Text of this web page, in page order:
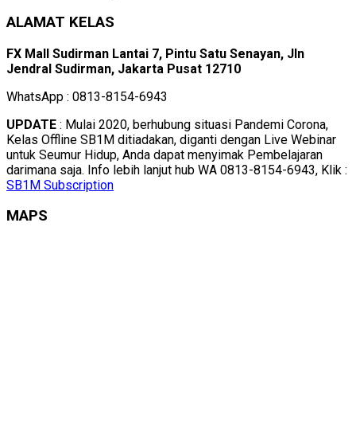
ALAMAT KELAS
FX Mall Sudirman Lantai 7, Pintu Satu Senayan, Jln
Jendral Sudirman, Jakarta Pusat 12710
WhatsApp : 0813-8154-6943
UPDATE : Mulai 2020, berhubung situasi Pandemi Corona,
Kelas Offline SB1M ditiadakan, diganti dengan Live Webinar
untuk Seumur Hidup, Anda dapat menyimak Pembelajaran
darimana saja. Info lebih lanjut hub WA 0813-8154-6943, Klik :
SB1M Subscription
MAPS